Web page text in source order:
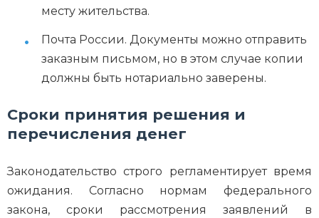
месту жительства.
Почта России. Документы можно отправить
заказным письмом, но в этом случае копии
должны быть нотариально заверены.
Сроки принятия решения и
перечисления денег
Законодательство строго регламентирует время
ожидания. Согласно нормам федерального
закона, сроки рассмотрения заявлений в